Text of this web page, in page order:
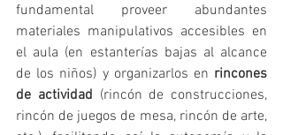
fundamental proveer abundantes
materiales manipulativos accesibles en
el aula (en estanterías bajas al alcance
de los niños) y organizarlos en rincones
de actividad (rincón de construcciones,
rincón de juegos de mesa, rincón de arte,